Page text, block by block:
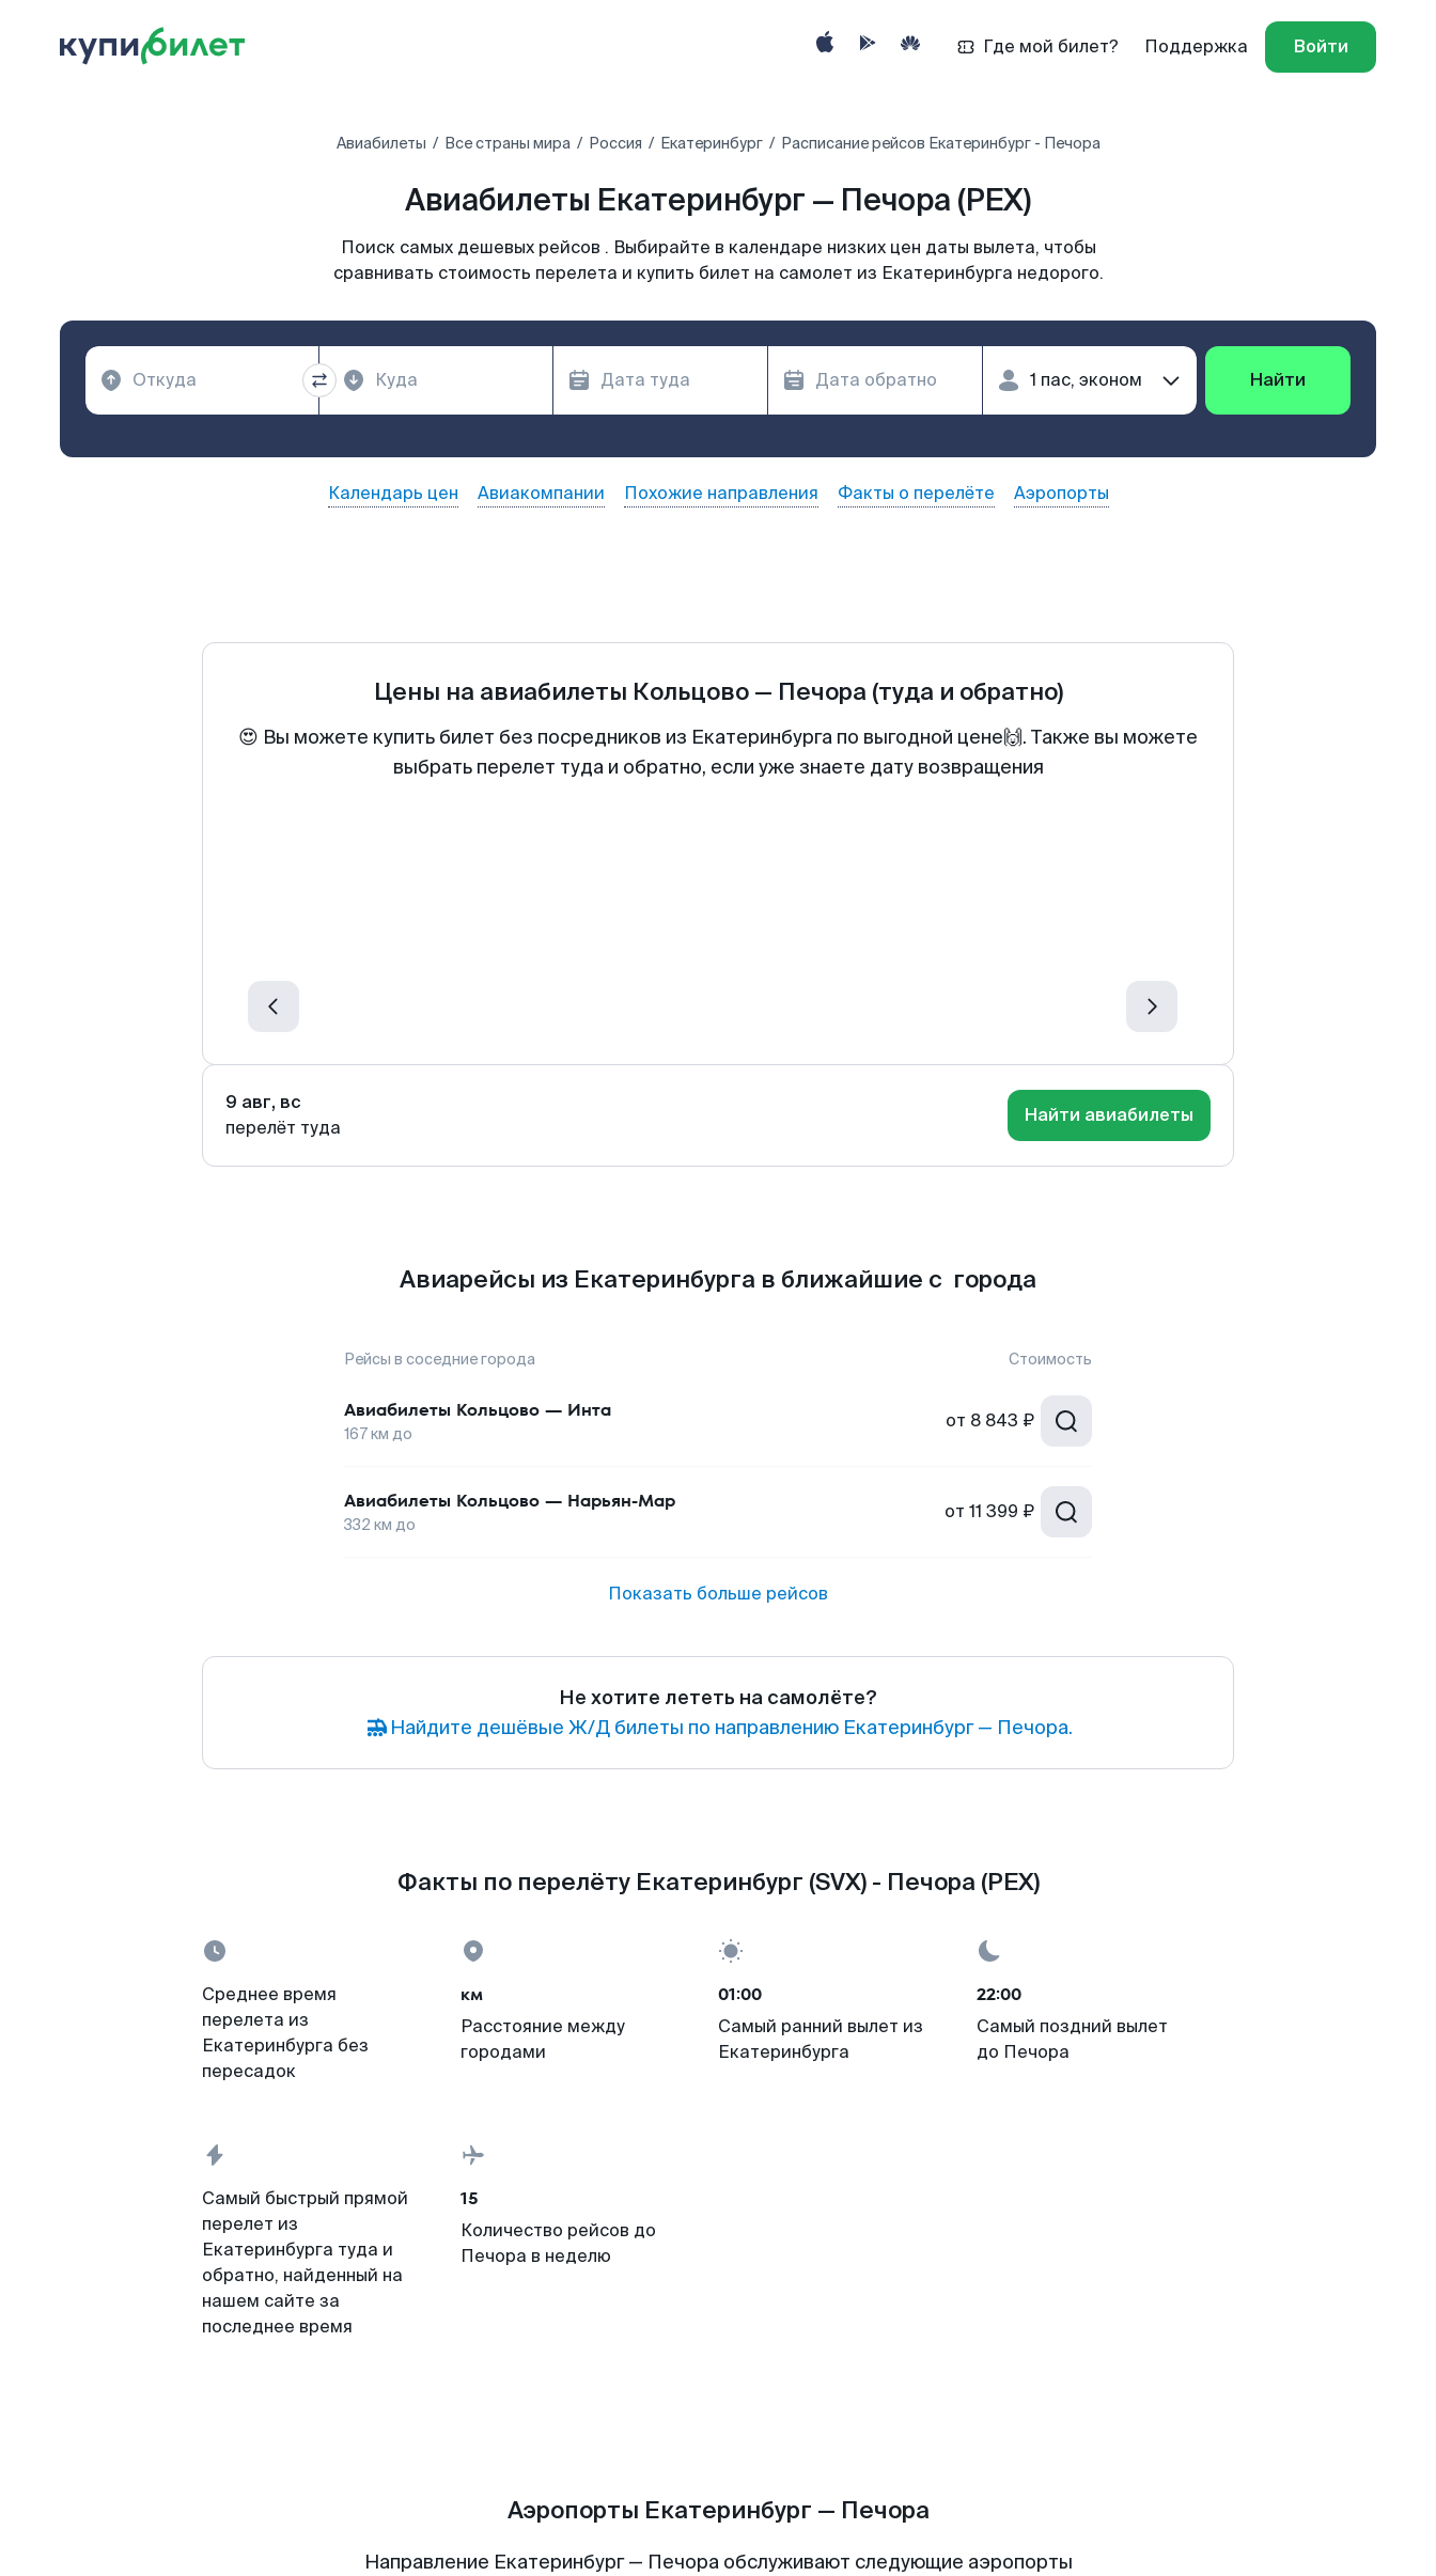
Где мой билет? Поддержка Войти
Авиабилеты Все страны мира Россия Екатеринбург Расписание рейсов Екатеринбург - Печора
Авиабилеты Екатеринбург — Печора (PEX)
Поиск самых дешевых рейсов . Выбирайте в календаре низких цен даты вылета, чтобы
сравнивать стоимость перелета и купить билет на самолет из Екатеринбурга недорого.
Найти
Календарь цен Авиакомпании Похожие направления Факты о перелёте Аэропорты
Цены на авиабилеты Кольцово— Печора (туда и обратно)
😍 Вы можете купить билет без посредников из Екатеринбурга по выгодной цене🙌. Также вы можете
выбрать перелет туда и обратно, если уже знаете дату возвращения
9 авг, вс
перелёт туда
Найти авиабилеты
Авиарейсы из Екатеринбурга в ближайшие с города
Рейсы в соседние города Стоимость
Авиабилеты Кольцово — Инта
167км до
от 8 843 ₽
Авиабилеты Кольцово — Нарьян-Мар
332 км до
от 11 399 ₽
Показать больше рейсов
Не хотите лететь на самолёте?
Найдите дешёвые Ж/Д билеты по направлению Екатеринбург — Печора.
Факты по перелёту Екатеринбург (SVX) - Печора (PEX)
Среднее время
перелета из
Екатеринбурга без
пересадок
км
Расстояние между
городами
01:00
Самый ранний вылет из
Екатеринбурга
22:00
Самый поздний вылет
до Печора
Самый быстрый прямой
перелет из
Екатеринбурга туда и
обратно, найденный на
нашем сайте за
последнее время
15
Количество рейсов до
Печора в неделю
Аэропорты Екатеринбург — Печора
Направление Екатеринбург — Печора обслуживают следующие аэропорты